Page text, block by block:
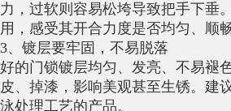
力，过软则容易松垮导致把手下垂
用，感受其开合力度是否均匀、顺畅
3、镀层要牢固，不易脱落
好的门锁镀层均匀、发亮、不易褪
皮、掉漆，影响美观甚至生锈。建
泳处理工艺的产品。